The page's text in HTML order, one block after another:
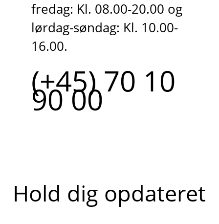
fredag: Kl. 08.00-20.00 og
lørdag-søndag: Kl. 10.00-
16.00.
(+45) 70 10
90 00
Hold dig opdateret